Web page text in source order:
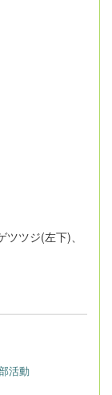
ツジ(左下)、
活動